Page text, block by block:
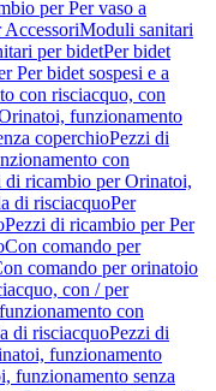
per Per vaso a
Moduli sanitari
per bidetPer bidet
Per bidet sospesi e a
con risciacquo, con
funzionamento
coperchioPezzi di
con
di ricambio per Orinatoi,
di risciacquoPer
Pezzi di ricambio per Per
Con comando per
comando per orinatoio
con / per
con
di risciacquoPezzi di
funzionamento
funzionamento senza